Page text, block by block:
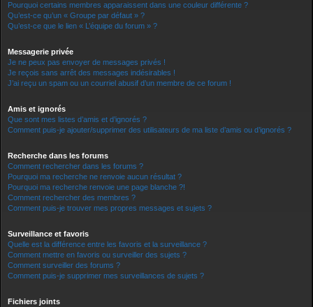
Pourquoi certains membres apparaissent dans une couleur différente ?
Qu’est-ce qu’un « Groupe par défaut » ?
Qu’est-ce que le lien « L’équipe du forum » ?
Messagerie privée
Je ne peux pas envoyer de messages privés !
Je reçois sans arrêt des messages indésirables !
J’ai reçu un spam ou un courriel abusif d’un membre de ce forum !
Amis et ignorés
Que sont mes listes d’amis et d’ignorés ?
Comment puis-je ajouter/supprimer des utilisateurs de ma liste d’amis ou d’ignorés ?
Recherche dans les forums
Comment rechercher dans les forums ?
Pourquoi ma recherche ne renvoie aucun résultat ?
Pourquoi ma recherche renvoie une page blanche ?!
Comment rechercher des membres ?
Comment puis-je trouver mes propres messages et sujets ?
Surveillance et favoris
Quelle est la différence entre les favoris et la surveillance ?
Comment mettre en favoris ou surveiller des sujets ?
Comment surveiller des forums ?
Comment puis-je supprimer mes surveillances de sujets ?
Fichiers joints